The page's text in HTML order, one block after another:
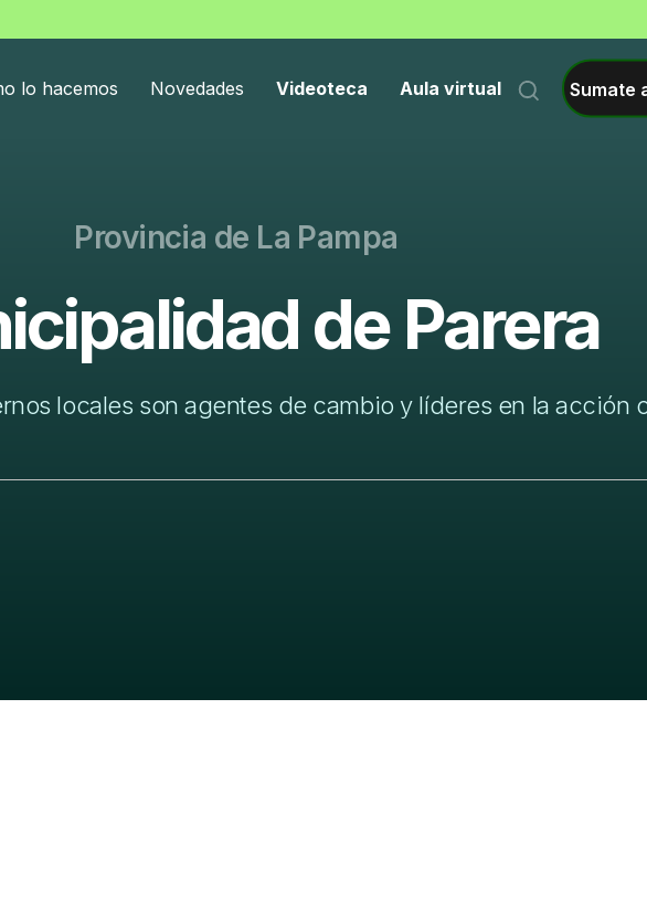
lo hacemos Novedades Videoteca Aula virtual Sumate
Provincia de La Pampa
de Parera
locales son agentes de cambio y líderes en la acción